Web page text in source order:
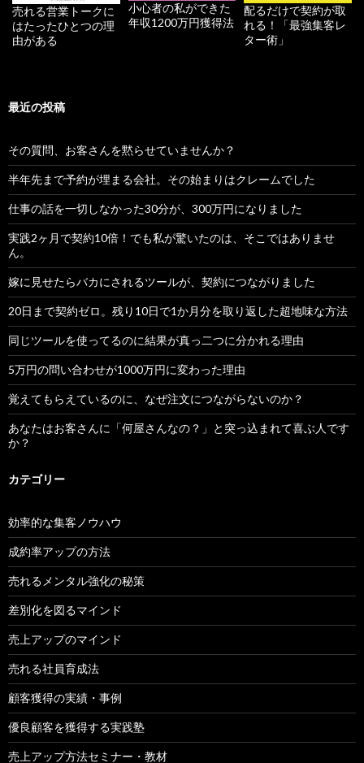
売れる営業トークに
はたったひとつの理
由がある
小心者の私ができた
年収1200万円獲得法
配るだけで契約が取
れる！「最強集客レ
ター術」
最近の投稿
その質問、お客さんを黙らせていませんか？
半年先まで予約が埋まる会社。その始まりはクレームでした
仕事の話を一切しなかった30分が、300万円になりました
実践2ヶ月で契約10倍！でも私が驚いたのは、そこではありませ
ん。
嫁に見せたらバカにされるツールが、契約につながりました
20日まで契約ゼロ。残り10日で1か月分を取り返した超地味な方法
同じツールを使ってるのに結果が真っ二つに分かれる理由
5万円の問い合わせが1000万円に変わった理由
覚えてもらえているのに、なぜ注文につながらないのか？
あなたはお客さんに「何屋さんなの？」と突っ込まれて喜ぶ人です
か？
カテゴリー
効率的な集客ノウハウ
成約率アップの方法
売れるメンタル強化の秘策
差別化を図るマインド
売上アップのマインド
売れる社員育成法
顧客獲得の実績・事例
優良顧客を獲得する実践塾
売上アップ方法セミナー・教材